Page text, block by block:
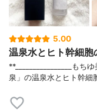
5.00
温泉水とヒト幹細胞
**⁡________________⁡もち
泉」の温泉水とヒト幹